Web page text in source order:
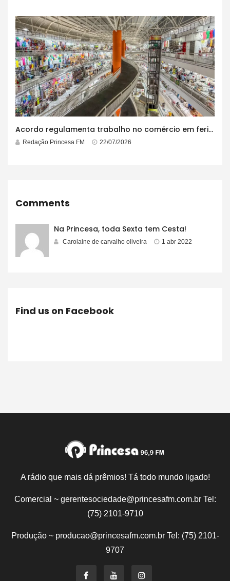
Acordo regulamenta trabalho no comércio em feriados
Redação Princesa FM 22/07/2026
Comments
Na Princesa, toda Sexta tem Cesta!
Carolaine de carvalho oliveira 1 abr 2022
Find us on Facebook
A rádio que mais dá prêmios! Tá todo mundo ligado!
Comercial ~ gerentesociedade@princesafm.com.br Tel:
(75) 2101-9710
Produção ~ producao@princesafm.com.br Tel: (75) 2101-
9707